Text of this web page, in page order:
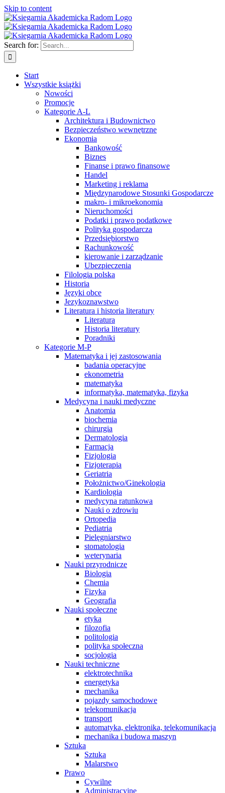
Skip to content
Search for:
Start
Wszystkie książki
Nowości
Promocje
Kategorie A-L
Architektura i Budownictwo
Bezpieczeństwo wewnętrzne
Ekonomia
Bankowość
Biznes
Finanse i prawo finansowe
Handel
Marketing i reklama
Międzynarodowe Stosunki Gospodarcze
makro- i mikroekonomia
Nieruchomości
Podatki i prawo podatkowe
Polityka gospodarcza
Przedsiębiorstwo
Rachunkowość
kierowanie i zarządzanie
Ubezpieczenia
Filologia polska
Historia
Języki obce
Jezykoznawstwo
Literatura i historia literatury
Literatura
Historia literatury
Poradniki
Kategorie M-P
Matematyka i jej zastosowania
badania operacyjne
ekonometria
matematyka
informatyka, matematyka, fizyka
Medycyna i nauki medyczne
Anatomia
biochemia
chirurgia
Dermatologia
Farmacja
Fizjologia
Fizjoterapia
Geriatria
Położnictwo/Ginekologia
Kardiologia
medycyna ratunkowa
Nauki o zdrowiu
Ortopedia
Pediatria
Pielęgniarstwo
stomatologia
weterynaria
Nauki przyrodnicze
Biologia
Chemia
Fizyka
Geografia
Nauki społeczne
etyka
filozofia
politologia
polityka społeczna
socjologia
Nauki techniczne
elektrotechnika
energetyka
mechanika
pojazdy samochodowe
telekomunikacja
transport
automatyka, elektronika, telekomunikacja
mechanika i budowa maszyn
Sztuka
Sztuka
Malarstwo
Prawo
Cywilne
Administracyjne